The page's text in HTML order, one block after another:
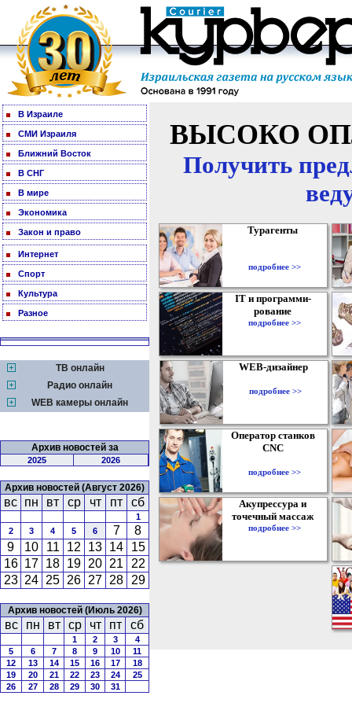
В Израиле
СМИ Израиля
Ближний Восток
В СНГ
В мире
Экономика
Закон и право
Интернет
Спорт
Культура
Разное
ТВ онлайн
Радио онлайн
WEB камеры онлайн
Архив новостей за
2025 2026
Архив новостей (Август 2026)
вс пн вт ср чт пт сб
1
2
3 4 5 6 7
8
9
10 11 12 13 14
15
16 17 18 19 20 21
22
23 24 25 26 27 28 29
Архив новостей (Июль 2026)
вс пн вт ср чт пт сб
1 2 3
4
5
6 7 8 9 10
11
12
13 14 15 16 17
18
19
20 21 22 23 24
25
26
27 28 29 30 31
ВЫСОКО
Получить
Турагенты
подробнее >>
IT и программи-
рование
подробнее >>
WEB-дизайнер
подробнее >>
Оператор станков
CNC
подробнее >>
Акупрессура и
точечный массаж
подробнее >>